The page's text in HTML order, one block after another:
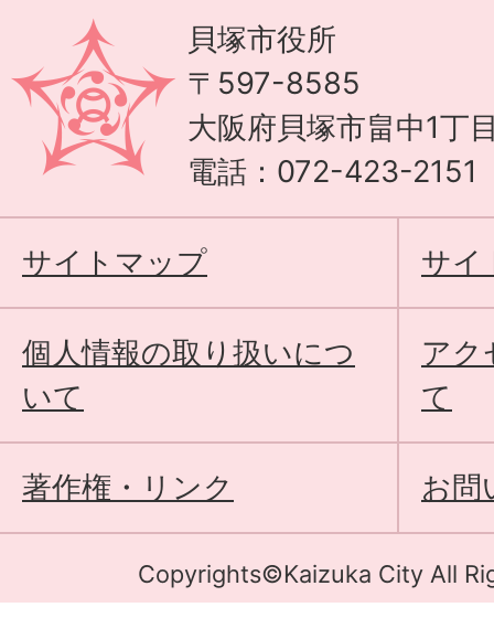
貝塚市役所
〒597-8585
大阪府貝塚市畠中1丁
電話：072-423-2151
サイトマップ サイ
個人情報の取り扱いにつ
いて
アク
て
著作権・リンク お問
Copyrights©Kaizuka City All